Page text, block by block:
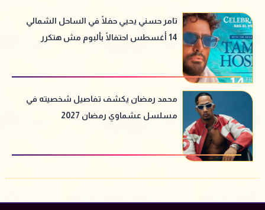
تامر حسني يحيي حفلًا في الساحل الشمالي
14 أغسطس احتفالًا بألبوم مش هتكرر
محمد رمضان يكشف تفاصيل شخصيته في
مسلسل عشماوي رمضان 2027